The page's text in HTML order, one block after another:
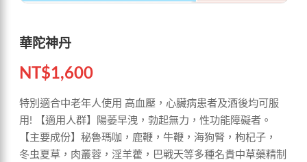
華陀神丹
NT$1,600
特別適合中老年人使用 高血壓，心臟病患者及酒後均可服
用! 【適用人群】陽萎早洩，勃起無力，性功能障礙者。
【主要成份】秘魯瑪咖，鹿鞭，牛鞭，海狗腎，枸杞子，
冬虫夏草，肉叢蓉，淫羊藿，巴戦天等多種名貴中草藥精制